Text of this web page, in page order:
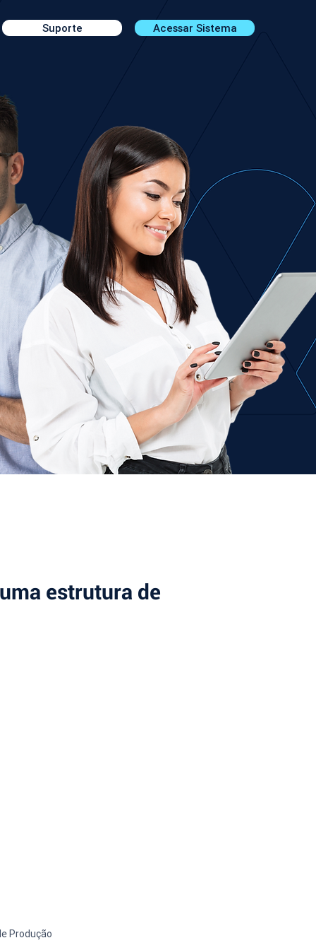
Suporte Acessar Sistema
estrutura de
Produção